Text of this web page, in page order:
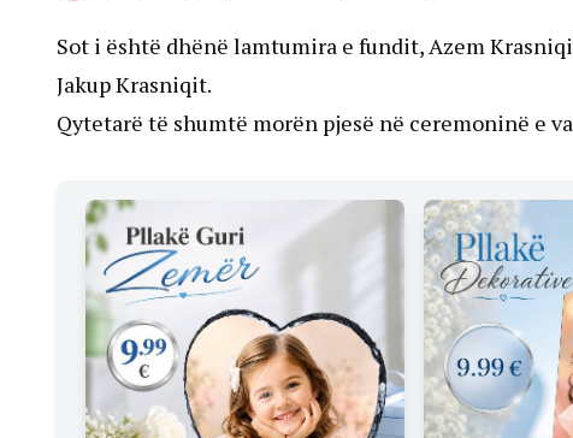
Sot i është dhënë lamtumira e fundit, Azem
Jakup Krasniqit.
Qytetarë të shumtë morën pjesë në ceremoninë e